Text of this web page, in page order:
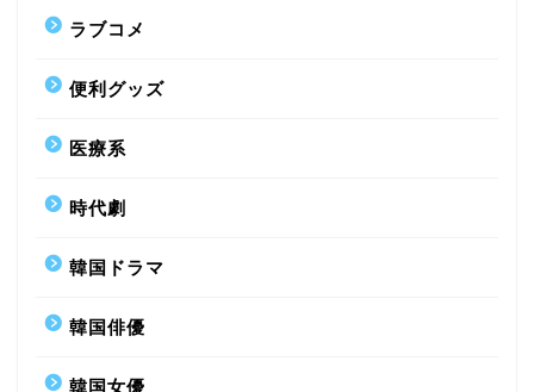
ラブコメ
便利グッズ
医療系
時代劇
韓国ドラマ
韓国俳優
韓国女優